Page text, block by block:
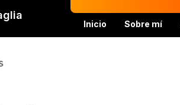
Inicio Sobre mí